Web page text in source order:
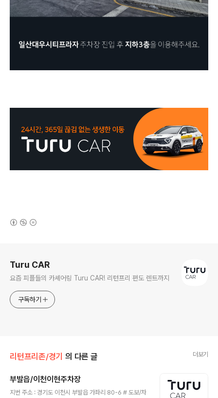
Turu CAR
요즘 피플들의 카셰어링 Turu CAR! 리턴프리 편도 렌트까지
구독하기
리턴프리존/경기 의 다른 글 더보기
부발읍/이천이현주차장
지번 주소 : 경기도 이천시 부발읍 가좌리 80-6 # 도보/차